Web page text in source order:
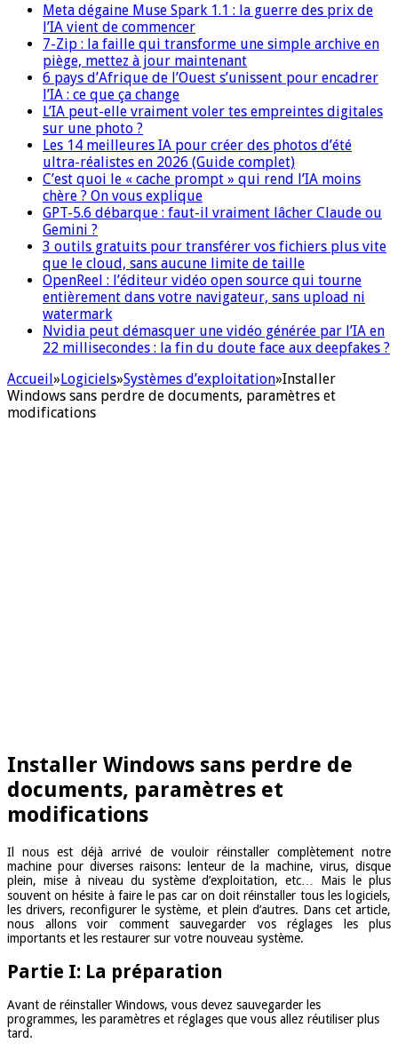
Meta dégaine Muse Spark 1.1 : la guerre des prix de
l’IA vient de commencer
7-Zip : la faille qui transforme une simple archive en
piège, mettez à jour maintenant
6 pays d’Afrique de l’Ouest s’unissent pour encadrer
l’IA : ce que ça change
L’IA peut-elle vraiment voler tes empreintes digitales
sur une photo ?
Les 14 meilleures IA pour créer des photos d’été
ultra-réalistes en 2026 (Guide complet)
C’est quoi le « cache prompt » qui rend l’IA moins
chère ? On vous explique
GPT-5.6 débarque : faut-il vraiment lâcher Claude ou
Gemini ?
3 outils gratuits pour transférer vos fichiers plus vite
que le cloud, sans aucune limite de taille
OpenReel : l’éditeur vidéo open source qui tourne
entièrement dans votre navigateur, sans upload ni
watermark
Nvidia peut démasquer une vidéo générée par l’IA en
22 millisecondes : la fin du doute face aux deepfakes ?
Accueil»Logiciels»Systèmes d’exploitation»Installer
Windows sans perdre de documents, paramètres et
modifications
Installer Windows sans perdre de
documents, paramètres et
modifications
Il nous est déjà arrivé de vouloir réinstaller complètement notre
machine pour diverses raisons: lenteur de la machine, virus, disque
plein, mise à niveau du système d’exploitation, etc… Mais le plus
souvent on hésite à faire le pas car on doit réinstaller tous les logiciels,
les drivers, reconfigurer le système, et plein d’autres. Dans cet article,
nous allons voir comment sauvegarder vos réglages les plus
importants et les restaurer sur votre nouveau système.
Partie I: La préparation
Avant de réinstaller Windows, vous devez sauvegarder les
programmes, les paramètres et réglages que vous allez réutiliser plus
tard.